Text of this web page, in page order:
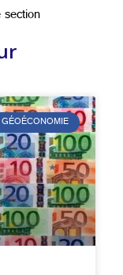
section